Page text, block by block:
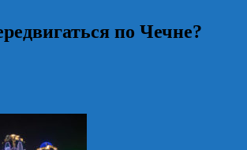
по Чечне?